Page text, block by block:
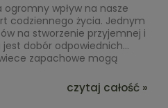
wpływ na nasze
codziennego życia. Jednym
na stworzenie przyjemnej i
jest dobór odpowiednich
zapachowe mogą
Wosk sojowy,
świecach,
czytaj całość »